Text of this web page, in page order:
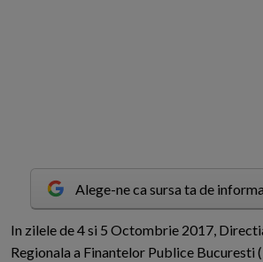
Alege-ne ca sursa ta de
In zilele de 4 si 5 Octombrie 2017,
Regionala a Finantelor Publice Bucuresti